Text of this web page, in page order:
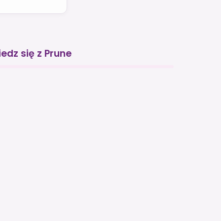
się z Prune